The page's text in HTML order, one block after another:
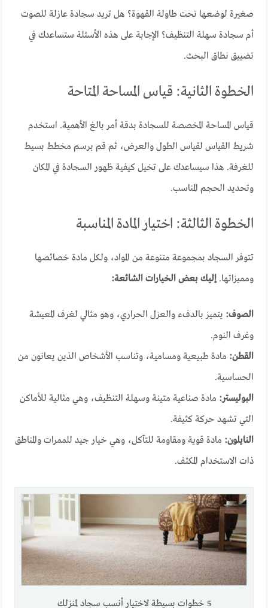
صغيرة لوضعها تحت طاولة القهوة؟ هل تريد سجادة عازلة للصوت
أم سجادة سهلة التنظيف؟ الإجابة على هذه الأسئلة ستساعدك في
تضييق نطاق البحث.
الخطوة الثانية: قياس المساحة المتاحة
قياس المساحة المخصصة للسجادة بدقة أمر بالغ الأهمية. استخدم
شريط القياس لقياس الطول والعرض، ثم قم برسم مخطط بسيط
للغرفة. هذا سيساعدك على تخيل كيفية ظهور السجادة في المكان
وتحديد الحجم المناسب.
الخطوة الثالثة: اختيار المادة المناسبة
تتوفر السجاد بمجموعة متنوعة من المواد، ولكل مادة خصائصها
ومميزاتها. إليك بعض الخيارات الشائعة:
الصوف: يتميز بالدفء والعزل الحراري، وهو مثالي لغرف المعيشة
وغرف النوم.
القطن: مادة طبيعية ومسامية، وتناسب الأشخاص الذين يعانون من
الحساسية.
البوليستر: مادة صناعية متينة وسهلة التنظيف، وهي مثالية للأماكن
التي تشهد حركة كثيفة.
النايلون: مادة قوية ومقاومة للتآكل، وهي خيار جيد للممرات والمناطق
ذات الاستخدام المكثف.
5 خطوات بسيطة لاختيار أنسب سجاد لمنزلك